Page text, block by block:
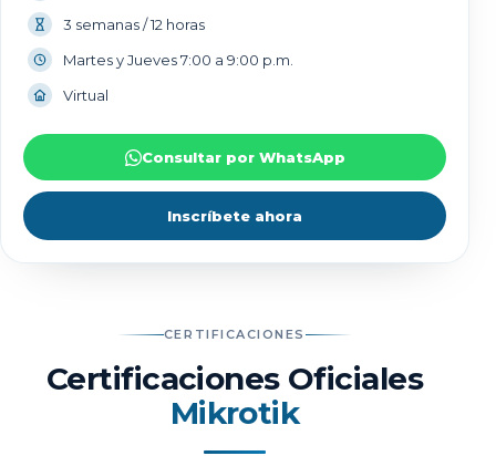
3 semanas / 12 horas
Martes y Jueves 7:00 a 9:00 p.m.
Virtual
Consultar por WhatsApp
Inscríbete ahora
CERTIFICACIONES
Certificaciones Oficiales
Mikrotik